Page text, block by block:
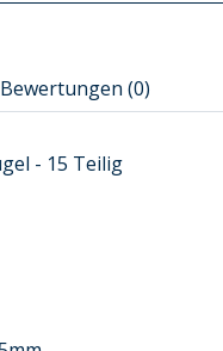
Bewertungen (0)
- 15 Teilig